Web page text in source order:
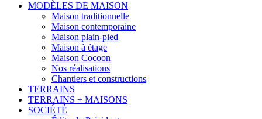
MODÈLES DE MAISON
Maison traditionnelle
Maison contemporaine
Maison plain-pied
Maison à étage
Maison Cocoon
Nos réalisations
Chantiers et constructions
TERRAINS
TERRAINS + MAISONS
SOCIÉTÉ